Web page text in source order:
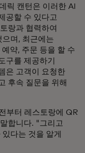
릭 캔턴은 이러한 AI
공할 수 있다고
랑과 협력하여
며, 최근에는
약, 주문 등을 할 수
구를 제공하기
은 고객이 요청한
후속 질문을 위해
부터 레스토랑에 QR
합니다. "그리고
다는 것을 알게